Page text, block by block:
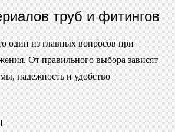
труб и фитингов
один из главных вопросов при
От правильного выбора зависят
надежность и удобство